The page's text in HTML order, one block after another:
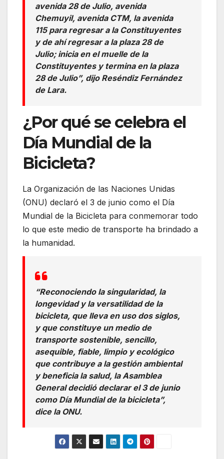
avenida 28 de Julio, avenida
Chemuyil, avenida CTM, la avenida
115 para regresar a la Constituyentes
y de ahí regresar a la plaza 28 de
Julio; inicia en el muelle de la
Constituyentes y termina en la plaza
28 de Julio”, dijo Reséndiz Fernández
de Lara.
¿Por qué se celebra el
Día Mundial de la
Bicicleta?
La Organización de las Naciones Unidas
(ONU) declaró el 3 de junio como el Día
Mundial de la Bicicleta para conmemorar todo
lo que este medio de transporte ha brindado a
la humanidad.
“Reconociendo la singularidad, la
longevidad y la versatilidad de la
bicicleta, que lleva en uso dos siglos,
y que constituye un medio de
transporte sostenible, sencillo,
asequible, fiable, limpio y ecológico
que contribuye a la gestión ambiental
y beneficia la salud, la Asamblea
General decidió declarar el 3 de junio
como Día Mundial de la bicicleta”,
dice la ONU.